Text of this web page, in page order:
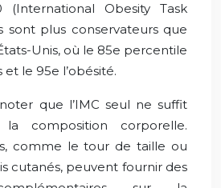
(International Obesity Task
sont plus conservateurs que
Unis, où le 85e percentile
le 95e l’obésité.
que l’IMC seul ne suffit
composition corporelle.
comme le tour de taille ou
cutanés, peuvent fournir des